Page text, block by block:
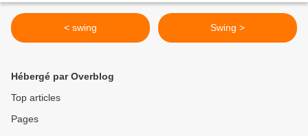
< swing Swing >
Hébergé par Overblog
Top articles
Pages